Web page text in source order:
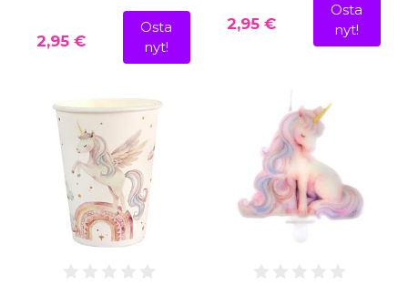
2,95 €
Osta
nyt!
2,95 €
Osta
nyt!